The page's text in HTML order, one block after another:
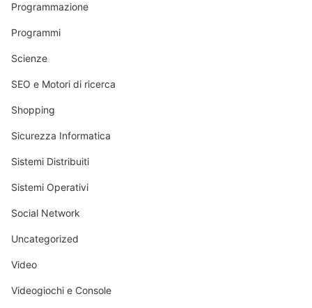
Programmazione
Programmi
Scienze
SEO e Motori di ricerca
Shopping
Sicurezza Informatica
Sistemi Distribuiti
Sistemi Operativi
Social Network
Uncategorized
Video
Videogiochi e Console